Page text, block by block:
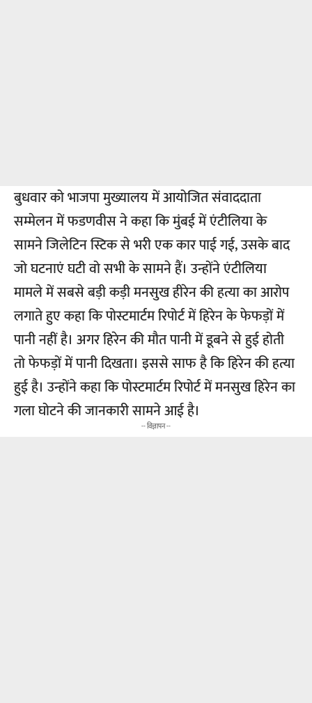
बुधवार को भाजपा मुख्यालय में आयोजित संवाददाता
सम्मेलन में फडणवीस ने कहा कि मुंबई में एंटीलिया के
सामने जिलेटिन स्टिक से भरी एक कार पाई गई, उसके बाद
जो घटनाएं घटी वो सभी के सामने हैं। उन्होंने एंटीलिया
मामले में सबसे बड़ी कड़ी मनसुख हीरेन की हत्या का आरोप
लगाते हुए कहा कि पोस्टमार्टम रिपोर्ट में हिरेन के फेफड़ों में
पानी नहीं है। अगर हिरेन की मौत पानी में डूबने से हुई होती
तो फेफड़ों में पानी दिखता। इससे साफ है कि हिरेन की हत्या
हुई है। उन्होंने कहा कि पोस्टमार्टम रिपोर्ट में मनसुख हिरेन का
गला घोटने की जानकारी सामने आई है।
-- विज्ञापन --